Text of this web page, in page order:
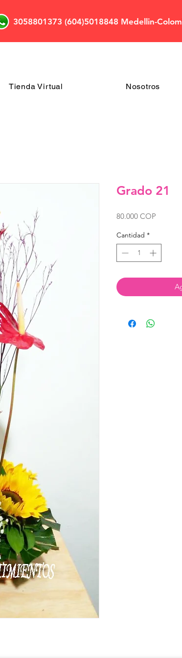
3058801373 (604)5018848 Medellin-
Tienda Virtual Nosotros
Grado 21
80.000 COP
Cantidad *